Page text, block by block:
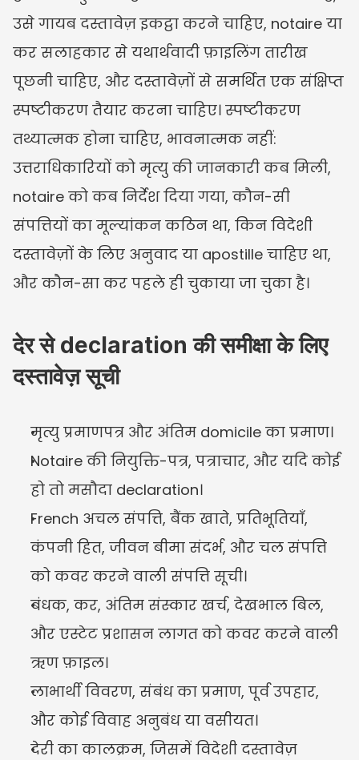
उसे गायब दस्तावेज़ इकट्ठा करने चाहिए, notaire या
कर सलाहकार से यथार्थवादी फ़ाइलिंग तारीख
पूछनी चाहिए, और दस्तावेज़ों से समर्थित एक संक्षिप्त
स्पष्टीकरण तैयार करना चाहिए। स्पष्टीकरण
तथ्यात्मक होना चाहिए, भावनात्मक नहीं:
उत्तराधिकारियों को मृत्यु की जानकारी कब मिली,
notaire को कब निर्देश दिया गया, कौन-सी
संपत्तियों का मूल्यांकन कठिन था, किन विदेशी
दस्तावेज़ों के लिए अनुवाद या apostille चाहिए था,
और कौन-सा कर पहले ही चुकाया जा चुका है।
देर से declaration की समीक्षा के लिए
दस्तावेज़ सूची
मृत्यु प्रमाणपत्र और अंतिम domicile का प्रमाण।
Notaire की नियुक्ति-पत्र, पत्राचार, और यदि कोई
हो तो मसौदा declaration।
French अचल संपत्ति, बैंक खाते, प्रतिभूतियाँ,
कंपनी हित, जीवन बीमा संदर्भ, और चल संपत्ति
को कवर करने वाली संपत्ति सूची।
बंधक, कर, अंतिम संस्कार खर्च, देखभाल बिल,
और एस्टेट प्रशासन लागत को कवर करने वाली
ऋण फ़ाइल।
लाभार्थी विवरण, संबंध का प्रमाण, पूर्व उपहार,
और कोई विवाह अनुबंध या वसीयत।
देरी का कालक्रम, जिसमें विदेशी दस्तावेज़